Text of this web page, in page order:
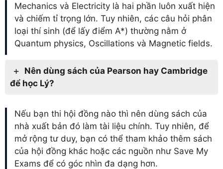
Mechanics và Electricity là hai phần luôn xuất hiện
và chiếm tỉ trọng lớn. Tuy nhiên, các câu hỏi phân
loại thí sinh (để lấy điểm A*) thường nằm ở
Quantum physics, Oscillations và Magnetic fields.
Nên dùng sách của Pearson hay Cambridge
để học Lý?
Nếu bạn thi hội đồng nào thì nên dùng sách của
nhà xuất bản đó làm tài liệu chính. Tuy nhiên, để
mở rộng tư duy, bạn có thể tham khảo thêm sách
của hội đồng khác hoặc các nguồn như Save My
Exams để có góc nhìn đa dạng hơn.